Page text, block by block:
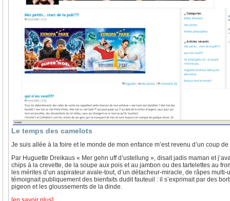
Le temps des camelots
Je suis allée à la foire et le monde de mon enfance m’est revenu d’un coup
Par Huguette Dreikaus « Mer gehn uff d’ustellung », disait jadis maman et
chips à la crevette, de la soupe aux pois et au jambon ou des tartelettes au
les mérites d’un aspirateur avale-tout, d’un détacheur-miracle, de râpes
témoignait publiquement des bienfaits dudit fauteuil : il s’exprimait par des
pigeon et les gloussements de la dinde.